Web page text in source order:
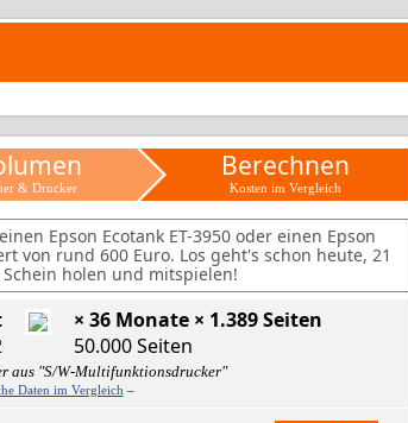
& Drucker
Berechnen
Kosten im Vergleich
Epson Ecotank ET-3950 oder einen Epson
von rund 600 Euro. Los geht's schon heute, 21
holen und mitspielen!
× 36 Monate × 1.389 Seiten
50.000 Seiten
aus "S/W-Multifunktionsdrucker"
Daten im Vergleich –